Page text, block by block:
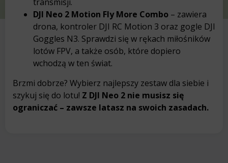
DJI Neo 2 Motion Fly More Combo – zawiera
drona, kontroler DJI RC Motion 3 oraz gogle DJI
Goggles N3. Sprawdzi się w rękach miłośników
lotów FPV, a także osób, które dopiero
wchodzą w ten świat.
Brzmi dobrze? Wybierz najlepszy zestaw dla siebie i
szykuj się do lotu! Z DJI Neo 2 nie musisz się
ograniczać – zawsze latasz na swoich zasadach.